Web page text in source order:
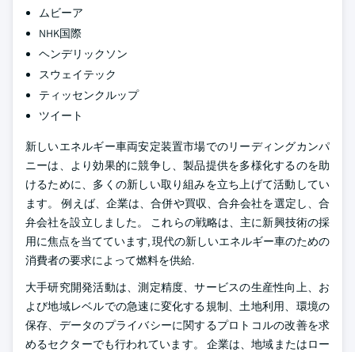
ムビーア
NHK国際
ヘンデリックソン
スウェイテック
ティッセンクルップ
ツイート
新しいエネルギー車両安定装置市場でのリーディングカンパ
ニーは、より効果的に競争し、製品提供を多様化するのを助
けるために、多くの新しい取り組みを立ち上げて活動してい
ます。 例えば、企業は、合併や買収、合弁会社を選定し、合
弁会社を設立しました。 これらの戦略は、主に新興技術の採
用に焦点を当てています, 現代の新しいエネルギー車のための
消費者の要求によって燃料を供給.
大手研究開発活動は、測定精度、サービスの生産性向上、お
よび地域レベルでの急速に変化する規制、土地利用、環境の
保存、データのプライバシーに関するプロトコルの改善を求
めるセクターでも行われています。 企業は、地域またはロー